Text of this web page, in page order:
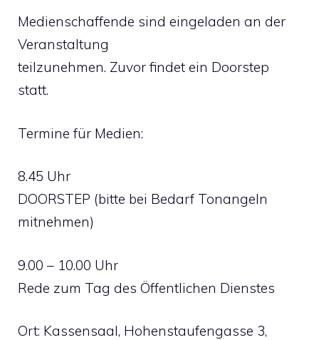
Medienschaffende sind eingeladen an der
Veranstaltung
teilzunehmen. Zuvor findet ein Doorstep
statt.
Termine für Medien:
8.45 Uhr
DOORSTEP (bitte bei Bedarf Tonangeln
mitnehmen)
9.00 – 10.00 Uhr
Rede zum Tag des Öffentlichen Dienstes
Ort: Kassensaal, Hohenstaufengasse 3,